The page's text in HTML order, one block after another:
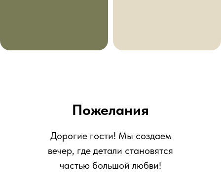
Пожелания
Дорогие гости! Мы создаем
вечер, где детали становятся
частью большой любви!